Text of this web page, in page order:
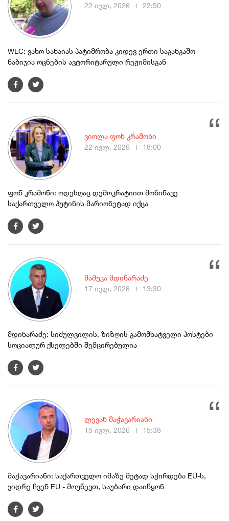
WLC: ვახო სანაიას პატიმრობა კიდევ ერთი საგანგაშო
ნაბიჯია ოცნების ავტორიტარული რეჟიმისგან
22 ივლ, 2026
22:50
ფონ კრამონი: ოდესღაც დემოკრატიით მოწინავე
საქართველო პუტინის მარიონეტად იქცა
ვიოლა ფონ კრამონი
22 ივლ, 2026
18:00
მდინარაძე: სიძულვილის, ზიზღის გამომხატველი პოსტები
სოციალურ ქსელებში შემცირებულია
მამუკა მდინარაძე
17 ივლ, 2026
13:30
მაჭავარიანი: საქართველო იმაზე მეტად სჭირდება EU-ს,
ვიდრე ჩვენ EU - მოუწევთ, საუბარი დაიწყონ
ლევან მაჭავარიანი
15 ივლ, 2026
15:38